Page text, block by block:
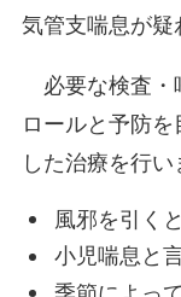
気管支喘息が
必要な検査・
ロールと予防
した治療を行い
風邪を引く
小児喘息と